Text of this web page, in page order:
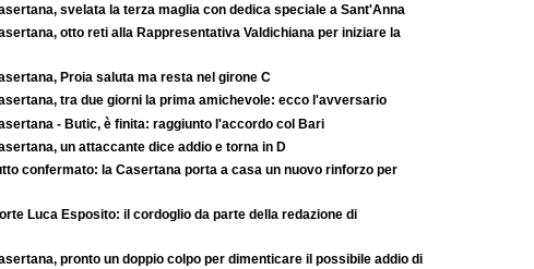
svelata la terza maglia con dedica speciale a Sant'Anna
otto reti alla Rappresentativa Valdichiana per iniziare la
Proia saluta ma resta nel girone C
tra due giorni la prima amichevole: ecco l'avversario
- Butic, è finita: raggiunto l'accordo col Bari
un attaccante dice addio e torna in D
confermato: la Casertana porta a casa un nuovo rinforzo per
Luca Esposito: il cordoglio da parte della redazione di
pronto un doppio colpo per dimenticare il possibile addio di